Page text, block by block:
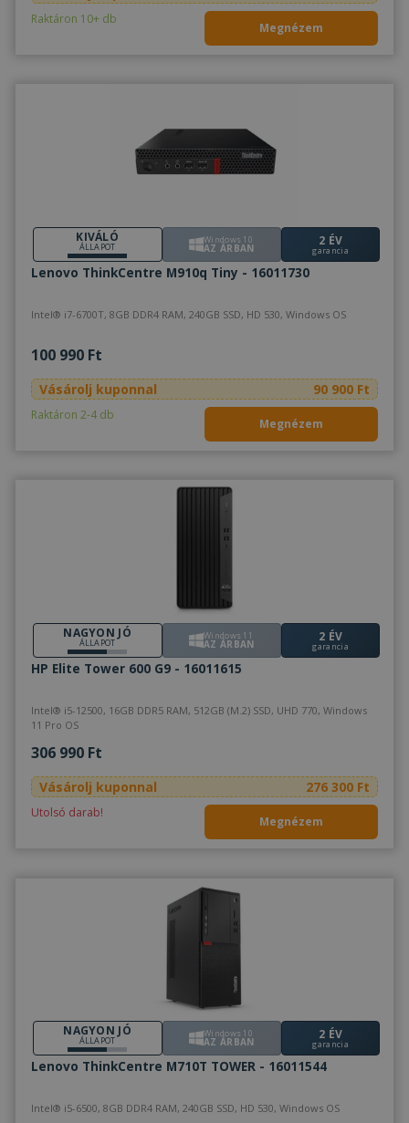
Raktáron 10+ db
Megnézem
KIVÁLÓ
ÁLLAPOT
Windows 10
AZ ÁRBAN 2 ÉV
garancia
Lenovo ThinkCentre M910q Tiny - 16011730
Intel® i7-6700T, 8GB DDR4 RAM, 240GB SSD, HD 530, Windows OS
100 990 Ft
Vásárolj kuponnal 90 900 Ft
Raktáron 2-4 db
Megnézem
NAGYON JÓ
ÁLLAPOT
Windows 11
AZ ÁRBAN 2 ÉV
garancia
HP Elite Tower 600 G9 - 16011615
Intel® i5-12500, 16GB DDR5 RAM, 512GB (M.2) SSD, UHD 770, Windows
11 Pro OS
306 990 Ft
Vásárolj kuponnal 276 300 Ft
Utolsó darab!
Megnézem
NAGYON JÓ
ÁLLAPOT
Windows 10
AZ ÁRBAN 2 ÉV
garancia
Lenovo ThinkCentre M710T TOWER - 16011544
Intel® i5-6500, 8GB DDR4 RAM, 240GB SSD, HD 530, Windows OS